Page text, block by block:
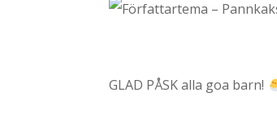
GLAD PÅSK alla goa barn!